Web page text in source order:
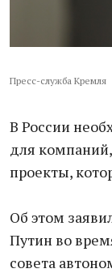
Пресс-служба Кремля
В России
для
проекты,
Об этом
Путин во
совета